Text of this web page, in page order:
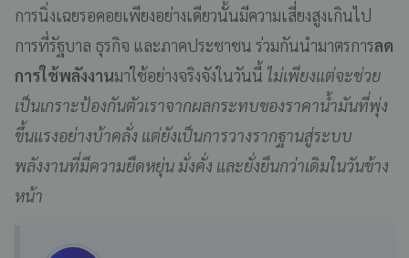
การนิ่งเฉยรอคอยเพียงอย่างเดียวนั้นมีความเสี่ยงสูงเกินไป
การที่รัฐบาล ธุรกิจ และภาคประชาชน ร่วมกันนำมาตรการลด
การใช้พลังงานมาใช้อย่างจริงจังในวันนี้ ไม่เพียงแต่จะช่วย
เป็นเกราะป้องกันตัวเราจากผลกระทบของราคาน้ำมันที่พุ่ง
ขึ้นแรงอย่างบ้าคลั่ง แต่ยังเป็นการวางรากฐานสู่ระบบ
พลังงานที่มีความยืดหยุ่น มั่งคั่ง และยั่งยืนกว่าเดิมในวันข้าง
หน้า